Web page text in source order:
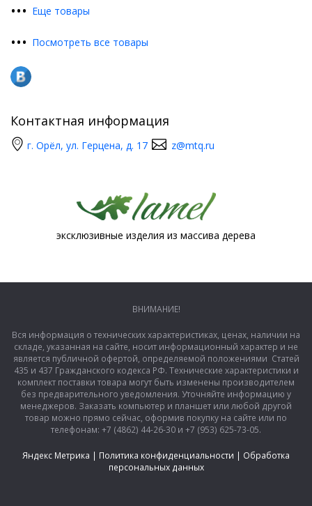
••• Еще товары
••• Посмотреть все товары
Контактная информация
г. Орёл, ул. Герцена, д. 17 z@mtq.ru
эксклюзивные изделия из массива дерева
ВНИМАНИЕ!
Вся информация о технических характеристиках, ценах, наличии на
складе, указанная на сайте, носит информационный характер и не
является публичной офертой, определяемой положениями Статей
435 и 437 Гражданского кодекса РФ. Технические характеристики и
комплект поставки товара могут быть изменены производителем
без предварительного уведомления. Уточняйте информацию у
менеджеров. Заказать компьютер и планшет или любой другой
товар можно прямо сейчас, оформив покупку на сайте или по
телефонам: +7 (4862) 44-26-30 и +7 (953) 625-73-05.
Яндекс Метрика | Политика конфиденциальности | Обработка
персональных данных